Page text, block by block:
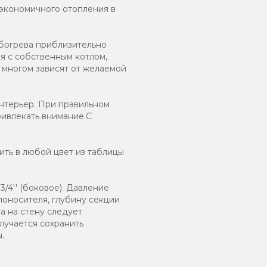
отопления в
приблизительно
с собственным котлом,
зависят от желаемой
При правильном
внимание.С
в любой цвет из таблицы
4'' (боковое). Давление
глубину секции
на стену следует
сохранить